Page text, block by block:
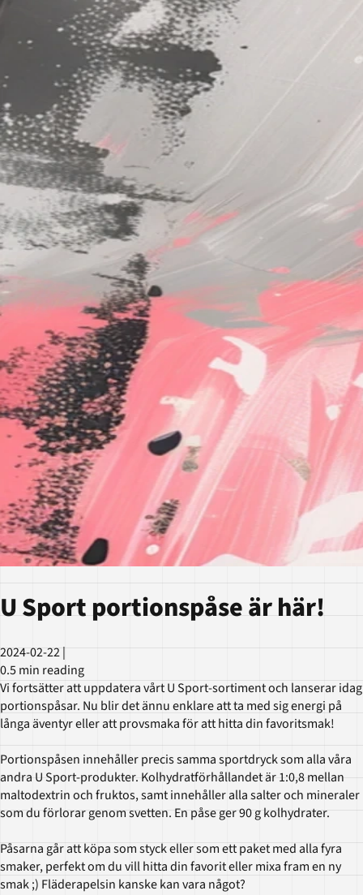
U Sport portionspåse är här!
2024-02-22|
0.5 min reading
Vi fortsätter att uppdatera vårt U Sport-sortiment och lanserar idag
portionspåsar. Nu blir det ännu enklare att ta med sig energi på
långa äventyr eller att provsmaka för att hitta din favoritsmak!
Portionspåsen innehåller precis samma sportdryck som alla våra
andra U Sport-produkter. Kolhydratförhållandet är 1:0,8 mellan
maltodextrin och fruktos, samt innehåller alla salter och mineraler
som du förlorar genom svetten. En påse ger 90 g kolhydrater.
Påsarna går att köpa som styck eller som ett paket med alla fyra
smaker, perfekt om du vill hitta din favorit eller mixa fram en ny
smak ;) Fläderapelsin kanske kan vara något?